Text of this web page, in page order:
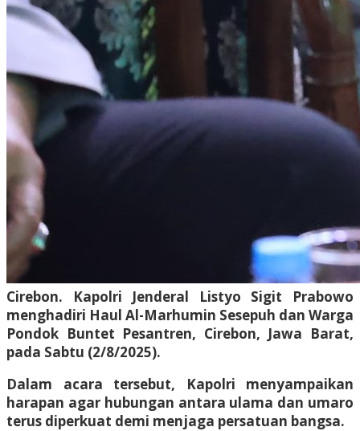
Cirebon. Kapolri Jenderal Listyo Sigit Prabowo
menghadiri Haul Al-Marhumin Sesepuh dan Warga
Pondok Buntet Pesantren, Cirebon, Jawa Barat,
pada Sabtu (2/8/2025).
Dalam acara tersebut, Kapolri menyampaikan
harapan agar hubungan antara ulama dan umaro
terus diperkuat demi menjaga persatuan bangsa.